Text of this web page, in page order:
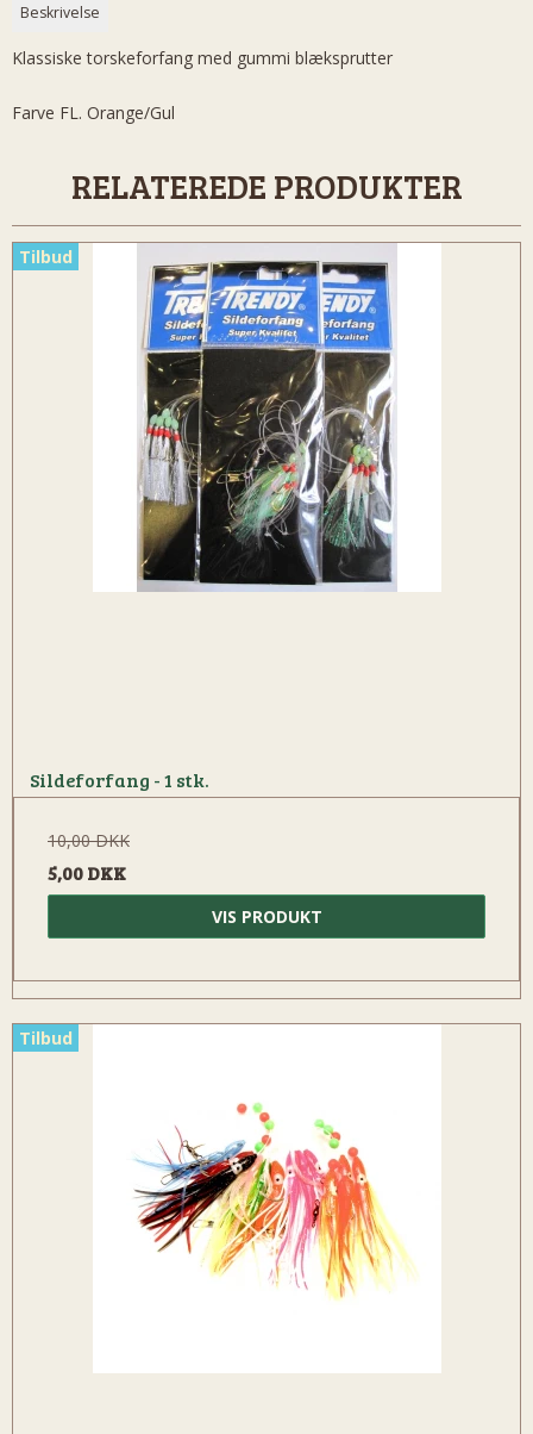
Beskrivelse
Klassiske torskeforfang med gummi blæksprutter
Farve FL. Orange/Gul
RELATEREDE PRODUKTER
Tilbud
Sildeforfang - 1 stk.
10,00 DKK
5,00 DKK
VIS PRODUKT
Tilbud